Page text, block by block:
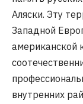
Аляски. Эту
Западной
американской
внутренних